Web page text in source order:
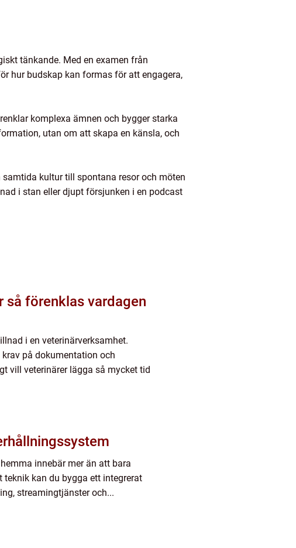
tänkande. Med en examen från
hur budskap kan formas för att engagera,
komplexa ämnen och bygger starka
utan om att skapa en känsla, och
kultur till spontana resor och möten
i stan eller djupt försjunken i en podcast
i en veterinärverksamhet.
på dokumentation och
vill veterinärer lägga så mycket tid
innebär mer än att bara
teknik kan du bygga ett integrerat
streamingtjänster och...